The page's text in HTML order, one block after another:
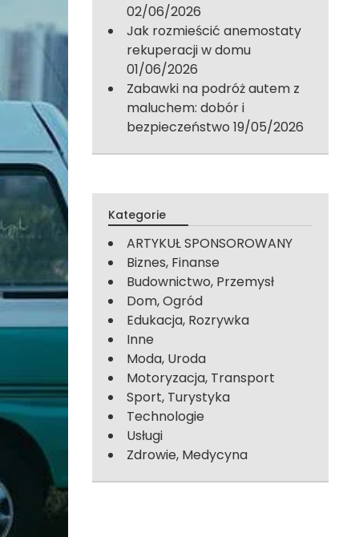
02/06/2026
Jak rozmieścić anemostaty
rekuperacji w domu
01/06/2026
Zabawki na podróż autem z
maluchem: dobór i
bezpieczeństwo 19/05/2026
Kategorie
ARTYKUŁ SPONSOROWANY
Biznes, Finanse
Budownictwo, Przemysł
Dom, Ogród
Edukacja, Rozrywka
Inne
Moda, Uroda
Motoryzacja, Transport
Sport, Turystyka
Technologie
Usługi
Zdrowie, Medycyna